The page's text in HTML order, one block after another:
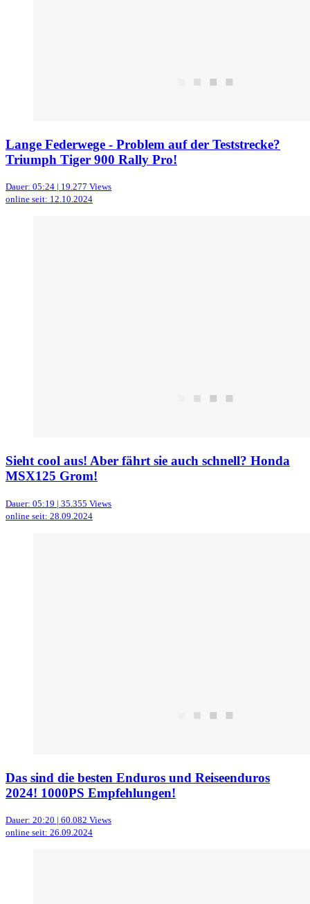
Lange Federwege - Problem auf der Teststrecke?
Triumph Tiger 900 Rally Pro!
Dauer: 05:24 | 19.277 Views
online seit: 12.10.2024
Sieht cool aus! Aber fährt sie auch schnell? Honda
MSX125 Grom!
Dauer: 05:19 | 35.355 Views
online seit: 28.09.2024
Das sind die besten Enduros und Reiseenduros
2024! 1000PS Empfehlungen!
Dauer: 20:20 | 60.082 Views
online seit: 26.09.2024